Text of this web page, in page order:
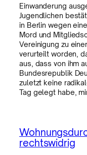
Einwanderung
Jugendlichen
in Berlin wegen
Mord und
Vereinigung zu
verurteilt worden,
aus, dass von ihm
Bundesrepublik
zuletzt keine
Tag gelegt habe,
rechtswidrig